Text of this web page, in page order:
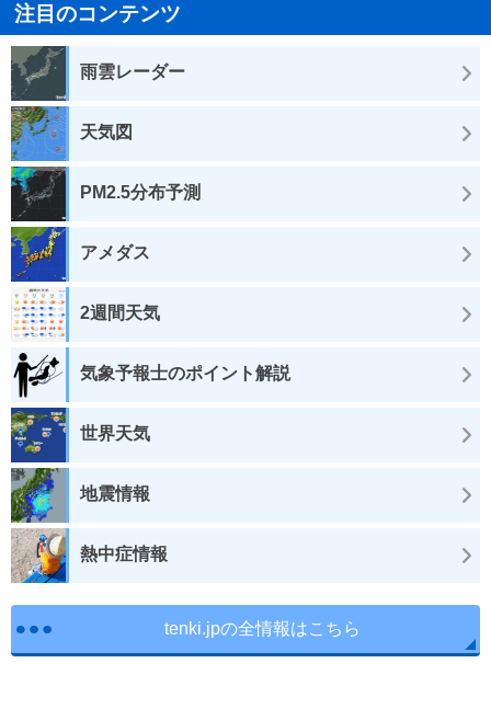
注目のコンテンツ
雨雲レーダー
天気図
PM2.5分布予測
アメダス
2週間天気
気象予報士のポイント解説
世界天気
地震情報
熱中症情報
tenki.jpの全情報はこちら